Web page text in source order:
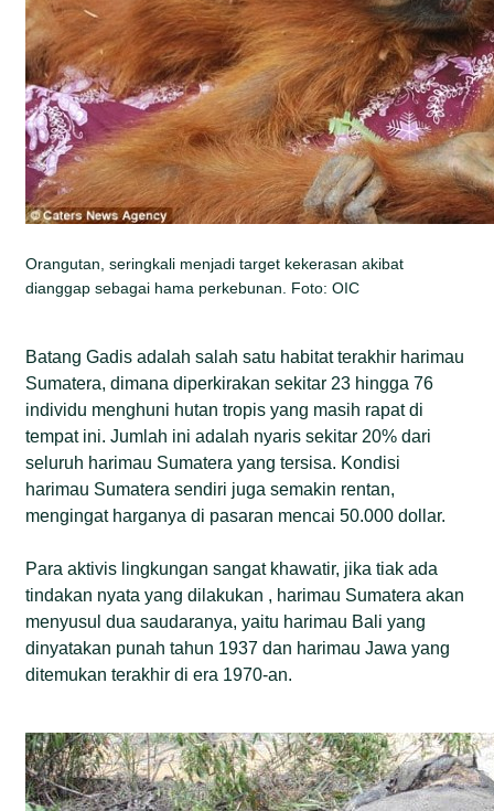
Orangutan, seringkali menjadi target kekerasan akibat
dianggap sebagai hama perkebunan. Foto: OIC
Batang Gadis adalah salah satu habitat terakhir harimau
Sumatera, dimana diperkirakan sekitar 23 hingga 76
individu menghuni hutan tropis yang masih rapat di
tempat ini. Jumlah ini adalah nyaris sekitar 20% dari
seluruh harimau Sumatera yang tersisa. Kondisi
harimau Sumatera sendiri juga semakin rentan,
mengingat harganya di pasaran mencai 50.000 dollar.
Para aktivis lingkungan sangat khawatir, jika tiak ada
tindakan nyata yang dilakukan , harimau Sumatera akan
menyusul dua saudaranya, yaitu harimau Bali yang
dinyatakan punah tahun 1937 dan harimau Jawa yang
ditemukan terakhir di era 1970-an.